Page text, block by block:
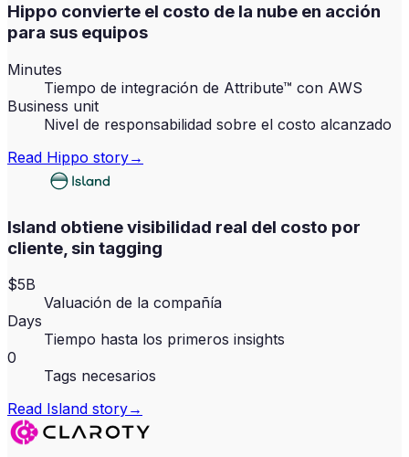
Hippo convierte el costo de la nube en acción
para sus equipos
Minutes
Tiempo de integración de Attribute™ con AWS
Business unit
Nivel de responsabilidad sobre el costo alcanzado
Read Hippo story→
Island obtiene visibilidad real del costo por
cliente, sin tagging
$5B
Valuación de la compañía
Days
Tiempo hasta los primeros insights
0
Tags necesarios
Read Island story→